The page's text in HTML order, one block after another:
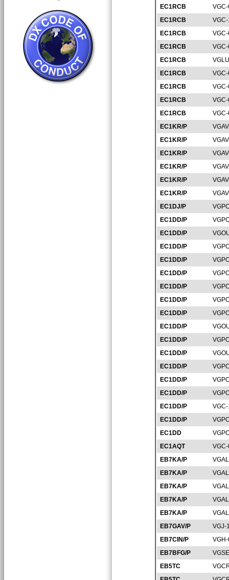
EC1RCB
EC1RCB
EC1RCB
EC1RCB
EC1RCB
EC1RCB
EC1RCB
EC1RCB
EC1RCB
EC1KR/P
EC1KR/P
EC1KR/P
EC1KR/P
EC1KR/P
EC1KR/P
EC1DJ/P
EC1DD/P
EC1DD/P
EC1DD/P
EC1DD/P
EC1DD/P
EC1DD/P
EC1DD/P
EC1DD/P
EC1DD/P
EC1DD/P
EC1DD/P
EC1DD/P
EC1DD/P
EC1DD/P
EC1DD/P
EC1DD/P
EC1DD
EC1AQT
EB7KA/P
EB7KA/P
EB7KA/P
EB7KA/P
EB7KA/P
EB7GAV/P
VGJ-
EB7CIN/P
EB7BFG/P
EB5TC